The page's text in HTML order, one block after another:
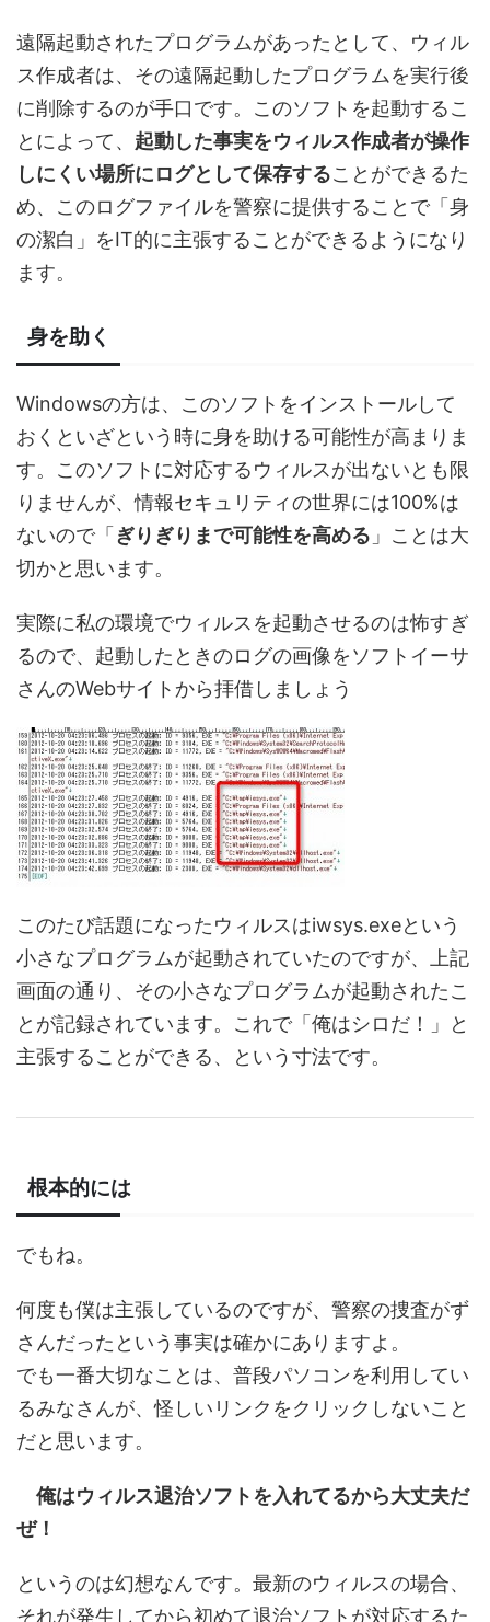
遠隔起動されたプログラムがあったとして、ウィル
ス作成者は、その遠隔起動したプログラムを実行後
に削除するのが手口です。このソフトを起動するこ
とによって、 起動した事実をウィルス作成者が操作
しにくい場所にログとして保存することができるた
め、このログファイルを警察に提供することで「身
の潔白」をIT的に主張することができるようになり
ます。
身を助く
Windowsの方は、このソフトをインストールして
おくといざという時に身を助ける可能性が高まりま
す。このソフトに対応するウィルスが出ないとも限
りませんが、情報セキュリティの世界には100%は
ないので「 ぎりぎりまで可能性を高める 」ことは大
切かと思います。
実際に私の環境でウィルスを起動させるのは怖すぎ
るので、起動したときのログの画像をソフトイーサ
さんのWebサイトから拝借しましょう
このたび話題になったウィルスはiwsys.exeという
小さなプログラムが起動されていたのですが、上記
画面の通り、その小さなプログラムが起動されたこ
とが記録されています。これで「俺はシロだ！」と
主張することができる、という寸法です。
根本的には
でもね。
何度も僕は主張しているのですが、警察の捜査がず
さんだったという事実は確かにありますよ。
でも一番大切なことは、普段パソコンを利用してい
るみなさんが、怪しいリンクをクリックしないこと
だと思います。
俺はウィルス退治ソフトを入れてるから大丈夫だ
ぜ！
というのは幻想なんです。最新のウィルスの場合、
それが発生してから初めて退治ソフトが対応するた